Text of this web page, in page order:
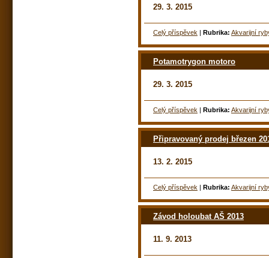
29. 3. 2015
Celý příspěvek | Rubrika: Akvarijní
Potamotrygon motoro
29. 3. 2015
Celý příspěvek | Rubrika: Akvarijní
Připravovaný prodej březen
13. 2. 2015
Celý příspěvek | Rubrika: Akvarijní
Závod holoubat AŠ 2013
11. 9. 2013